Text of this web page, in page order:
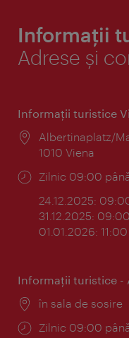
Informații
Adrese și
Informaţii turistice
Locul:
Albertinaplatz/
1010 Viena
Program:
Zilnic 09:00
24.12.2025:
31.12.2025:
01.01.2026:
Informaţii turistice -
Locul:
în sala de sosire
Program:
Zilnic 09:00